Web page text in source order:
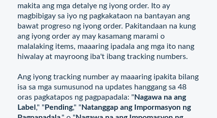
makita ang mga detalye ng iyong order. Ito ay
magbibigay sa iyo ng pagkakataon na bantayan ang
bawat progreso ng iyong order. Pakitandaan na kung
ang iyong order ay may kasamang marami o
malalaking items, maaaring ipadala ang mga ito nang
hiwalay at mayroong iba't ibang tracking numbers.
Ang iyong tracking number ay maaaring ipakita bilang
isa sa mga sumusunod na updates hanggang sa 48
oras pagkatapos ng pagpapadala: " Nagawa na ang
Label ," " Pending," " Natanggap ang Impormasyon ng